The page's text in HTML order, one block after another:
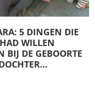
5 DINGEN DIE
WILLEN
BIJ DE GEBOORTE